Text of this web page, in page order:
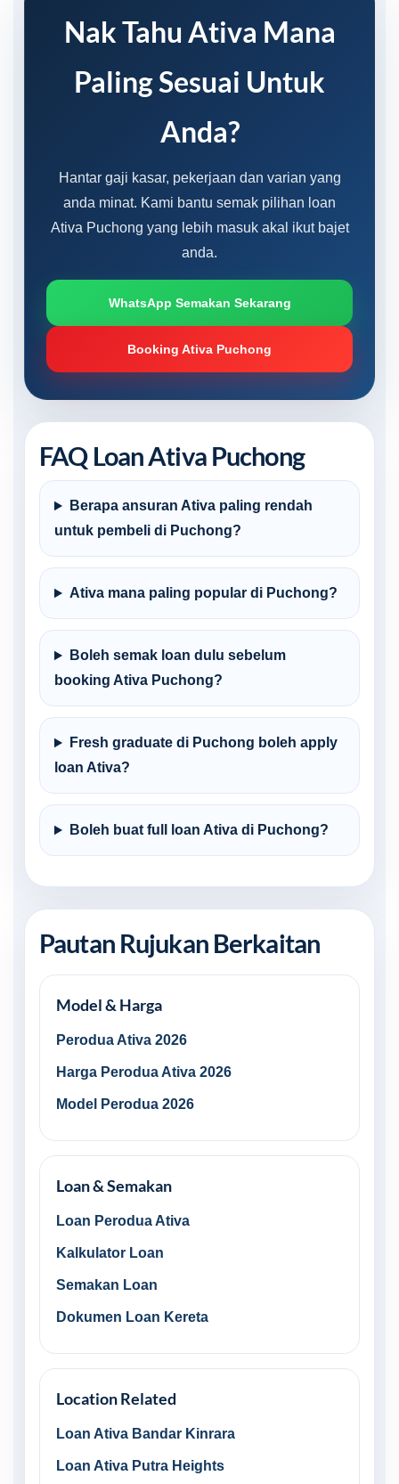
Nak Tahu Ativa Mana
Paling Sesuai Untuk
Anda?
Hantar gaji kasar, pekerjaan dan varian yang
anda minat. Kami bantu semak pilihan loan
Ativa Puchong yang lebih masuk akal ikut bajet
anda.
WhatsApp Semakan Sekarang
Booking Ativa Puchong
FAQ Loan Ativa Puchong
Berapa ansuran Ativa paling rendah
untuk pembeli di Puchong?
Ativa mana paling popular di Puchong?
Boleh semak loan dulu sebelum
booking Ativa Puchong?
Fresh graduate di Puchong boleh apply
loan Ativa?
Boleh buat full loan Ativa di Puchong?
Pautan Rujukan Berkaitan
Model & Harga
Perodua Ativa 2026
Harga Perodua Ativa 2026
Model Perodua 2026
Loan & Semakan
Loan Perodua Ativa
Kalkulator Loan
Semakan Loan
Dokumen Loan Kereta
Location Related
Loan Ativa Bandar Kinrara
Loan Ativa Putra Heights